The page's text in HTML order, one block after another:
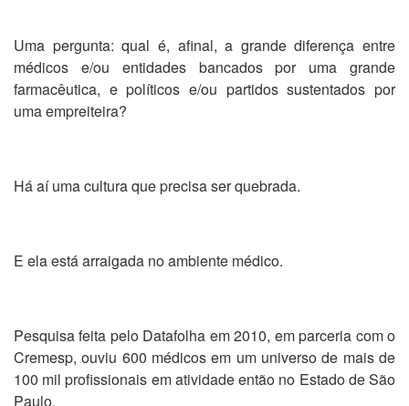
Uma pergunta: qual é, afinal, a grande diferença entre
médicos e/ou entidades bancados por uma grande
farmacêutica, e políticos e/ou partidos sustentados por
uma empreiteira?
Há aí uma cultura que precisa ser quebrada.
E ela está arraigada no ambiente médico.
Pesquisa feita pelo Datafolha em 2010, em parceria com o
Cremesp, ouviu 600 médicos em um universo de mais de
100 mil profissionais em atividade então no Estado de São
Paulo.